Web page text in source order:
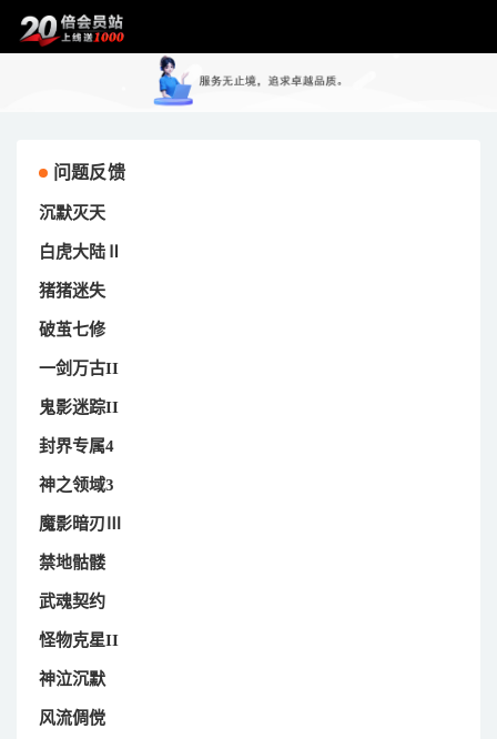
问题反馈
沉默灭天
白虎大陆Ⅱ
猪猪迷失
破茧七修
一剑万古II
鬼影迷踪II
封界专属4
神之领域3
魔影暗刃Ⅲ
禁地骷髅
武魂契约
怪物克星II
神泣沉默
风流倜傥